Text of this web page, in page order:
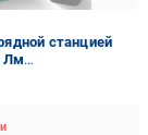
станцией
Лм